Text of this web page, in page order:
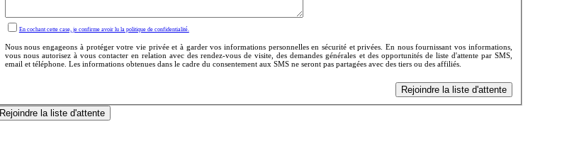
En cochant cette case, je confirme avoir lu la politique de confidentialité.
Nous nous engageons à protéger votre vie privée et à garder vos informations personnelles en sécurité et privées. En nous fournissant vos informations,
vous nous autorisez à vous contacter en relation avec des rendez-vous de visite, des demandes générales et des opportunités de liste d'attente par SMS,
email et téléphone. Les informations obtenues dans le cadre du consentement aux SMS ne seront pas partagées avec des tiers ou des affiliés.
Rejoindre la liste d'attente
Rejoindre la liste d'attente